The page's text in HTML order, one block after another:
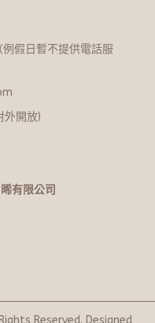
假日暫不提供電話服
外開放)
有限公司
Reserved. Designed